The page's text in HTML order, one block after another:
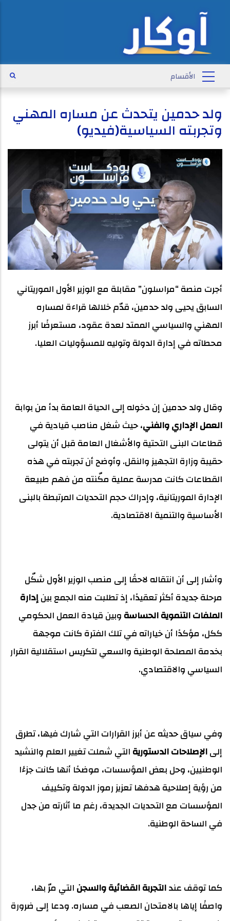
ولد حدمين يتحدث عن مساره المهني
وتجربته السياسية(فيديو)
أجرت منصة “مراسلون” مقابلة مع الوزير الأول الموريتاني
السابق يحيى ولد حدمين، قدّم خلالها قراءة لمساره
المهني والسياسي الممتد لعدة عقود، مستعرضًا أبرز
محطاته في إدارة الدولة وتوليه للمسؤوليات العليا.
وقال ولد حدمين إن دخوله إلى الحياة العامة بدأ من بوابة
العمل الإداري والفني، حيث شغل مناصب قيادية في
قطاعات البنى التحتية والأشغال العامة قبل أن يتولى
حقيبة وزارة التجهيز والنقل. وأوضح أن تجربته في هذه
القطاعات كانت مدرسة عملية مكّنته من فهم طبيعة
الإدارة الموريتانية، وإدراك حجم التحديات المرتبطة بالبنى
الأساسية والتنمية الاقتصادية.
وأشار إلى أن انتقاله لاحقًا إلى منصب الوزير الأول شكّل
مرحلة جديدة أكثر تعقيدًا، إذ تطلبت منه الجمع بينإدارة
الملفات التنموية الحساسةوبين قيادة العمل الحكومي
ككل، مؤكدًا أن خياراته في تلك الفترة كانت موجهة
بخدمة المصلحة الوطنية والسعي لتكريس استقلالية القرار
السياسي والاقتصادي.
وفي سياق حديثه عن أبرز القرارات التي شارك فيها، تطرق
إلىالإصلاحات الدستوريةالتي شملت تغيير العلم والنشيد
الوطنيين، وحل بعض المؤسسات، موضحًا أنها كانت جزءًا
من رؤية إصلاحية هدفها تعزيز رموز الدولة وتكييف
المؤسسات مع التحديات الجديدة، رغم ما أثارته من جدل
في الساحة الوطنية.
كما توقف عندالتجربة القضائية والسجنالتي مرّ بها،
واصفًا إياها بالامتحان الصعب في مساره. ودعا إلى ضرورة